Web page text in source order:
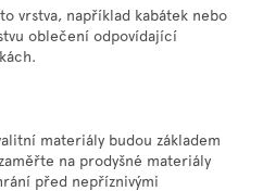
vrstva, například kabátek nebo
oblečení odpovídající
materiály budou základem
na prodyšné materiály
před nepříznivými